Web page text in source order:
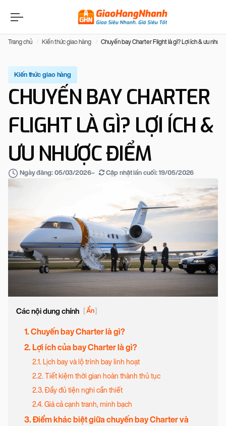
Trang chủ Kiến thức giao hàng Chuyến bay Charter Flight là gì? Lợi ích & ưu
Kiến thức giao hàng
CHUYẾN BAY CHARTER
FLIGHT LÀ GÌ? LỢI ÍCH &
ƯU NHƯỢC ĐIỂM
Ngày đăng: 05/03/2026– Cập nhật lần cuối:19/05/2026
Các nội dung chính [Ẩn]
1. Chuyến bay Charter là gì?
2. Lợi ích của bay Charter là gì?
2.1. Lịch bay và lộ trình bay linh hoạt
2.2. Tiết kiệm thời gian hoàn thành thủ tục
2.3. Đầy đủ tiện nghi cần thiết
2.4. Giá cả cạnh tranh, minh bạch
3. Điểm khác biệt giữa chuyến bay Charter và